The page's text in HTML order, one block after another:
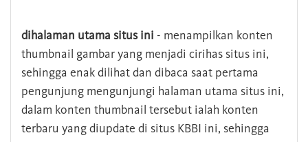
dihalaman utama situs ini - menampilkan konten
thumbnail gambar yang menjadi cirihas situs ini,
sehingga enak dilihat dan dibaca saat pertama
pengunjung mengunjungi halaman utama situs ini,
dalam konten thumbnail tersebut ialah konten
terbaru yang diupdate di situs KBBI ini, sehingga